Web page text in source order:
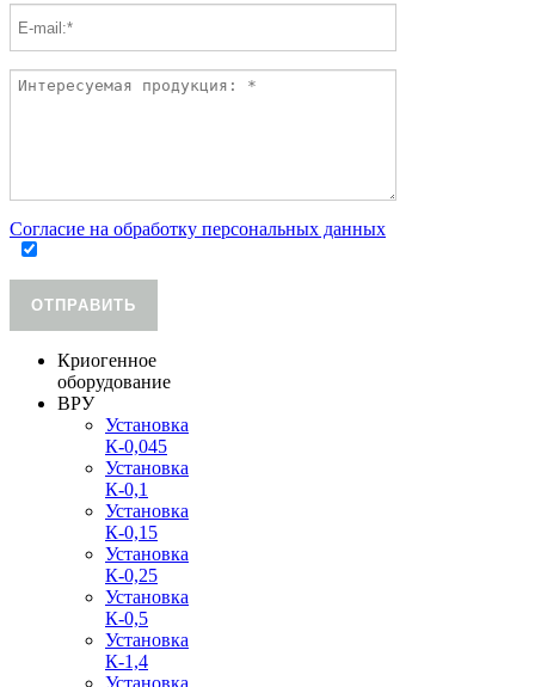
Согласие на обработку персональных данных
ОТПРАВИТЬ
Криогенное
оборудование
ВРУ
Установка
К-0,045
Установка
К-0,1
Установка
К-0,15
Установка
К-0,25
Установка
К-0,5
Установка
К-1,4